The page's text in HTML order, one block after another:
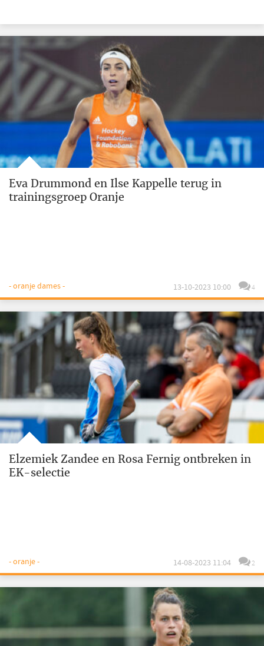
Eva Drummond en Ilse Kappelle terug in
trainingsgroep Oranje
- oranje dames - 13-10-2023 10:00 4
Elzemiek Zandee en Rosa Fernig ontbreken in
EK-selectie
- oranje - 14-08-2023 11:04 2